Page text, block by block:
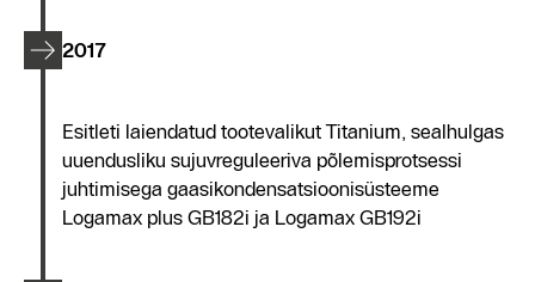
2017
Esitleti laiendatud tootevalikut Titanium, sealhulgas
uuendusliku sujuvreguleeriva põlemisprotsessi
juhtimisega gaasikondensatsioonisüsteeme
Logamax plus GB182i ja Logamax GB192i